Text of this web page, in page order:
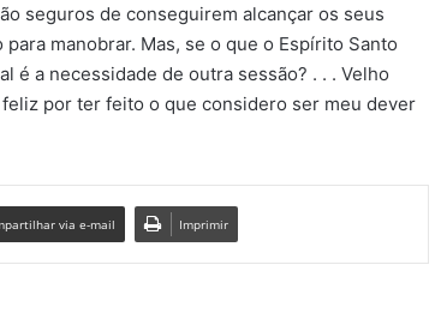
seguros de conseguirem alcançar os seus
manobrar. Mas, se o que o Espírito Santo
é a necessidade de outra sessão? . . . Velho
por ter feito o que considero ser meu dever
via e-mail Imprimir